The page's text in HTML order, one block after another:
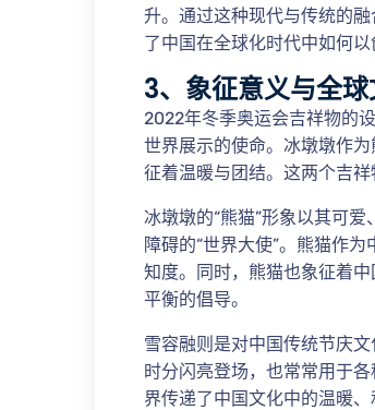
升。通过这种现代与传统的
了中国在全球化时代中如何以
3、象征意义与全
2022年冬季奥运会吉祥物的
世界展示的使命。冰墩墩作
征着温暖与团结。这两个吉
冰墩墩的“熊猫”形象以其可
障碍的“世界大使”。熊猫作
知度。同时，熊猫也象征着
平衡的倡导。
雪容融则是对中国传统节庆
时分闪亮登场，也常常用于
界传递了中国文化中的温暖